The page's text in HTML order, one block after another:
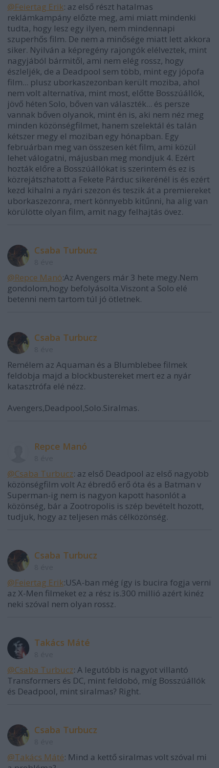
@Feiertag Erik: az első részt hatalmas
reklámkampány előzte meg, ami miatt mindenki
tudta, hogy lesz egy ilyen, nem mindennapi
szuperhős film. De nem a minősége miatt lett akkora
siker. Nyilván a képregény rajongók elélveztek, mint
nagyjából bármitől, ami nem elég rossz, hogy
észleljék, de a Deadpool sem több, mint egy jópofa
film... plusz uborkaszezonban került moziba, ahol
nem volt alternatíva, mint most, előtte Bosszúállók,
jövő héten Solo, bőven van választék... és persze
vannak bőven olyanok, mint én is, aki nem néz meg
minden közönségfilmet, hanem szelektál és talán
kétszer megy el moziban egy hónapban. Egy
februárban meg van összesen két film, ami közül
lehet válogatni, májusban meg mondjuk 4. Ezért
hozták előre a Bosszúállókat is szerintem és ez is
közrejátszhatott a Fekete Párduc sikerénél is és ezért
kezd kihalni a nyári szezon és teszik át a premiereket
uborkaszezonra, mert könnyebb kitűnni, ha alig van
körülötte olyan film, amit nagy felhajtás övez.
Csaba Turbucz
@Repce Manó:Az Avengers már 3 hete megy.Nem
gondolom,hogy befolyásolta.Viszont a Solo elé
betenni nem tartom túl jó ötletnek.
Csaba Turbucz
Remélem az Aquaman és a Blumblebee filmek
feldobja majd a blockbustereket mert ez a nyár
katasztrófa elé nézz.
Avengers,Deadpool,Solo.Siralmas.
Repce Manó
@Csaba Turbucz: az első Deadpool az első nagyobb
közönségfilm volt Az ébredő erő óta és a Batman v
Superman-ig nem is nagyon kapott hasonlót a
közönség, bár a Zootropolis is szép bevételt hozott,
tudjuk, hogy az teljesen más célközönség.
Csaba Turbucz
@Feiertag Erik:USA-ban még így is bucira fogja verni
az X-Men filmeket ez a rész is.300 millió azért kinéz
neki szóval nem olyan rossz.
Takács Máté
@Csaba Turbucz: A legutóbb is nagyot villantó
Transformers és DC, mint feldobó, míg Bosszúállók
és Deadpool, mint siralmas? Right.
Csaba Turbucz
@Takács Máté: Mind a kettő siralmas volt szóval mi